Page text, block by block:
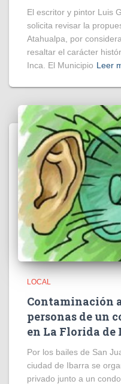
El escritor y pintor Luis
solicita revisar la
Atahualpa, por
resaltar el carácter
Inca. El Municipio Leer
LOCAL
Contaminación
personas de un
en La Florida de
Por los bailes de San
ciudad de Ibarra se
privado junto a un